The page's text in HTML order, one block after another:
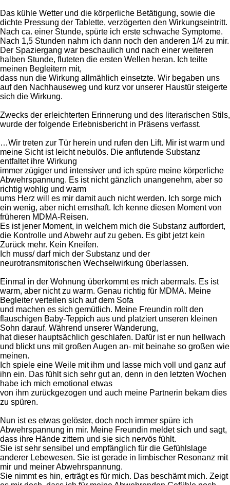
Das kühle Wetter und die körperliche Betätigung, sowie die
dichte Pressung der Tablette, verzögerten den Wirkungseintritt.
Nach ca. einer Stunde, spürte ich erste schwache Symptome.
Nach 1,5 Stunden nahm ich dann noch den anderen 1/4 zu mir.
Der Spaziergang war beschaulich und nach einer weiteren
halben Stunde, fluteten die ersten Wellen heran. Ich teilte
meinen Begleitern mit,
dass nun die Wirkung allmählich einsetzte. Wir begaben uns
auf den Nachhauseweg und kurz vor unserer Haustür steigerte
sich die Wirkung.
Zwecks der erleichterten Erinnerung und des literarischen Stils,
wurde der folgende Erlebnisbericht in Präsens verfasst.
…Wir treten zur Tür herein und rufen den Lift. Mir ist warm und
meine Sicht ist leicht nebulös. Die anflutende Substanz
entfaltet ihre Wirkung
immer zügiger und intensiver und ich spüre meine körperliche
Abwehrspannung. Es ist nicht gänzlich unangenehm, aber so
richtig wohlig und warm
ums Herz will es mir damit auch nicht werden. Ich sorge mich
ein wenig, aber nicht ernsthaft. Ich kenne diesen Moment von
früheren MDMA-Reisen.
Es ist jener Moment, in welchem mich die Substanz auffordert,
die Kontrolle und Abwehr auf zu geben. Es gibt jetzt kein
Zurück mehr. Kein Kneifen.
Ich muss/ darf mich der Substanz und der
neurotransmitorischen Wechselwirkung überlassen.
Einmal in der Wohnung überkommt es mich abermals. Es ist
warm, aber nicht zu warm. Genau richtig für MDMA. Meine
Begleiter verteilen sich auf dem Sofa
und machen es sich gemütlich. Meine Freundin rollt den
flauschigen Baby-Teppich aus und platziert unseren kleinen
Sohn darauf. Während unserer Wanderung,
hat dieser hauptsächlich geschlafen. Dafür ist er nun hellwach
und blickt uns mit großen Augen an- mit beinahe so großen wie
meinen.
Ich spiele eine Weile mit ihm und lasse mich voll und ganz auf
ihn ein. Das fühlt sich sehr gut an, denn in den letzten Wochen
habe ich mich emotional etwas
von ihm zurückgezogen und auch meine Partnerin bekam dies
zu spüren.
Nun ist es etwas gelöster, doch noch immer spüre ich
Abwehrspannung in mir. Meine Freundin meldet sich und sagt,
dass ihre Hände zittern und sie sich nervös fühlt.
Sie ist sehr sensibel und empfänglich für die Gefühlslage
anderer Lebewesen. Sie ist gerade in limbischer Resonanz mit
mir und meiner Abwehrspannung.
Sie nimmt es hin, erträgt es für mich. Das beschämt mich. Zeigt